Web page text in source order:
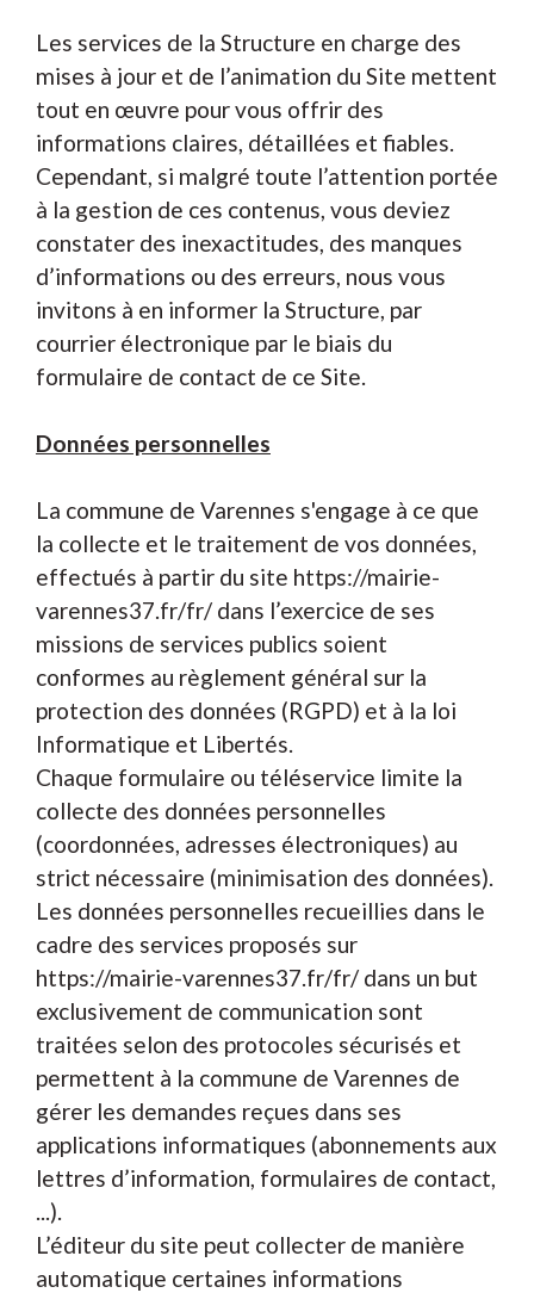
Les services de la Structure en charge des
mises à jour et de l’animation du Site mettent
tout en œuvre pour vous offrir des
informations claires, détaillées et fiables.
Cependant, si malgré toute l’attention portée
à la gestion de ces contenus, vous deviez
constater des inexactitudes, des manques
d’informations ou des erreurs, nous vous
invitons à en informer la Structure, par
courrier électronique par le biais du
formulaire de contact de ce Site.
Données personnelles
La commune de Varennes s'engage à ce que
la collecte et le traitement de vos données,
effectués à partir du site https://mairie-
varennes37.fr/fr/ dans l’exercice de ses
missions de services publics soient
conformes au règlement général sur la
protection des données (RGPD) et à la loi
Informatique et Libertés.
Chaque formulaire ou téléservice limite la
collecte des données personnelles
(coordonnées, adresses électroniques) au
strict nécessaire (minimisation des données).
Les données personnelles recueillies dans le
cadre des services proposés sur
https://mairie-varennes37.fr/fr/ dans un but
exclusivement de communication sont
traitées selon des protocoles sécurisés et
permettent à la commune de Varennes de
gérer les demandes reçues dans ses
applications informatiques (abonnements aux
lettres d’information, formulaires de contact,
...).
L’éditeur du site peut collecter de manière
automatique certaines informations